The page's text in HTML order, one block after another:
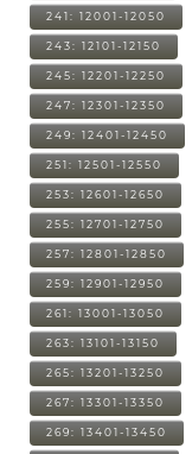
241: 12001-12050
243: 12101-12150
245: 12201-12250
247: 12301-12350
249: 12401-12450
251: 12501-12550
253: 12601-12650
255: 12701-12750
257: 12801-12850
259: 12901-12950
261: 13001-13050
263: 13101-13150
265: 13201-13250
267: 13301-13350
269: 13401-13450